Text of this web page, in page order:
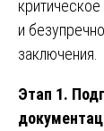
и
заключения.
Этап 1.